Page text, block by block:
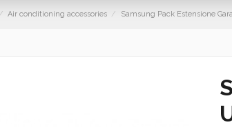
Air conditioning accessories Samsung Pack Estensione